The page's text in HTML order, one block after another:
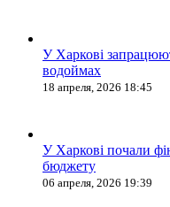
У Харкові
водоймах
18 апреля, 2026 18:45
У Харкові почали
бюджету
06 апреля, 2026 19:39